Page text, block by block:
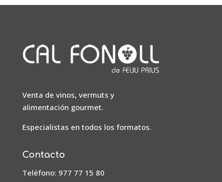
Venta de vinos, vermuts y
alimentación gourmet.
Especialistas en todos los formatos.
Contacto
Teléfono: 977 77 15 80